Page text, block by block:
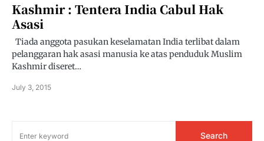
Kashmir : Tentera India Cabul Hak
Asasi
Tiada anggota pasukan keselamatan India terlibat dalam
pelanggaran hak asasi manusia ke atas penduduk Muslim
Kashmir diseret…
July 3, 2015
Search